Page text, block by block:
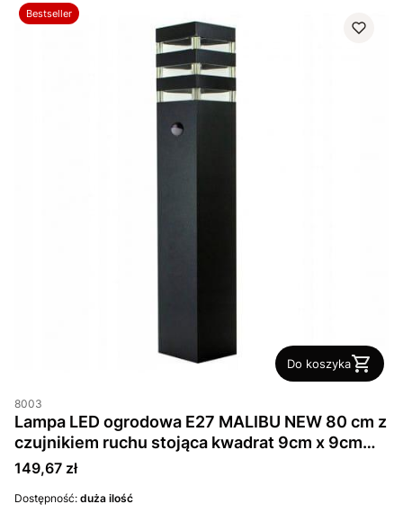
Bestseller
Do koszyka
8003
Lampa LED ogrodowa E27 MALIBU NEW 80 cm z
czujnikiem ruchu stojąca kwadrat 9cm x 9cm
Czarna
Cena
149,67 zł
Dostępność: duża ilość